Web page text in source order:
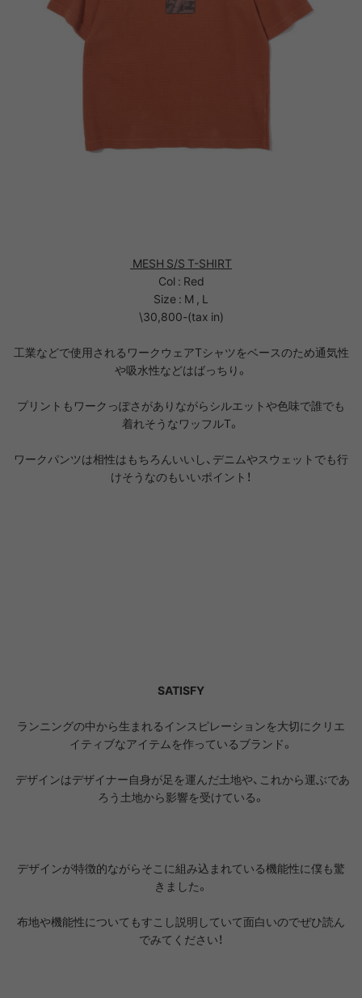
MESH S/S T-SHIRT
Col : Red
Size : M , L
\30,800-(tax in)
工業などで使用されるワークウェアTシャツをベースのため通気性
や吸水性などはばっちり。
プリントもワークっぽさがありながらシルエットや色味で誰でも
着れそうなワッフルT。
ワークパンツは相性はもちろんいいし、デニムやスウェットでも行
けそうなのもいいポイント！
SATISFY
ランニングの中から生まれるインスピレーションを大切にクリエ
イティブなアイテムを作っているブランド。
デザインはデザイナー自身が足を運んだ土地や、これから運ぶであ
ろう土地から影響を受けている。
デザインが特徴的ながらそこに組み込まれている機能性に僕も驚
きました。
布地や機能性についてもすこし説明していて面白いのでぜひ読ん
でみてください！